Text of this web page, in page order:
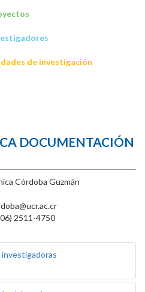
de investigación
DOCUMENTACIÓN
Córdoba Guzmán
2511-4750
investigadoras